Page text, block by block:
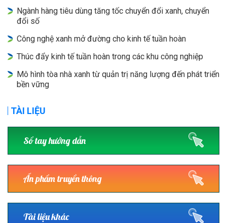
Ngành hàng tiêu dùng tăng tốc chuyển đổi xanh, chuyển
đổi số
Công nghệ xanh mở đường cho kinh tế tuần hoàn
Thúc đẩy kinh tế tuần hoàn trong các khu công nghiệp
Mô hình tòa nhà xanh từ quản trị năng lượng đến phát triển
bền vững
TÀI LIỆU
Sổ tay hướng dẫn
Ấn phẩm truyền thông
Tài liệu khác